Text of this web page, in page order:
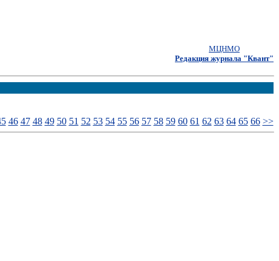
МЦНМО
Редакция журнала "Квант"
46 47 48 49 50 51 52 53 54 55 56 57 58 59 60 61 62 63 64 65 66 >>